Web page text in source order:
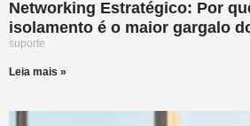
Networking Estratégico: Por
isolamento é o maior gargalo
suporte
Leia mais »